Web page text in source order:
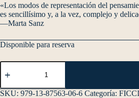
«Los modos de representación del
es sencillísimo y, a la vez, complejo y
—Marta Sanz
Disponible para reserva
SKU: 979-13-87563-06-6 Categoría: